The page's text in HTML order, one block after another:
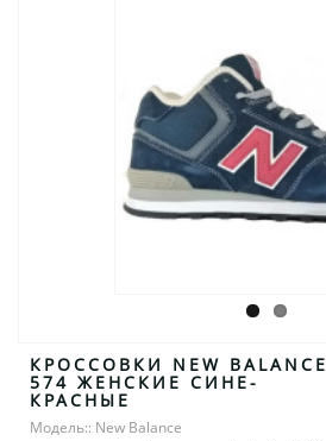
КРОССОВКИ NEW BALANCE
574 ЖЕНСКИЕ СИНЕ-
КРАСНЫЕ
Модель:: New Balance